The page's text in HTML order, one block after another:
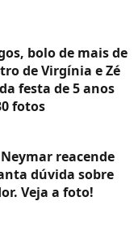
bolo de mais de
de Virgínia e Zé
festa de 5 anos
fotos
reacende
dúvida sobre
Veja a foto!